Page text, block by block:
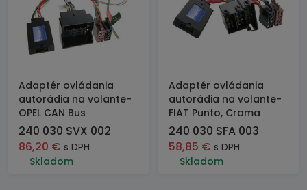
Adaptér ovládania
autorádia na volante-
OPEL CAN Bus
240 030 SVX 002
86,20 € s DPH
Skladom
Adaptér ovládania
autorádia na volante-
FIAT Punto, Croma
240 030 SFA 003
58,85 € s DPH
Skladom